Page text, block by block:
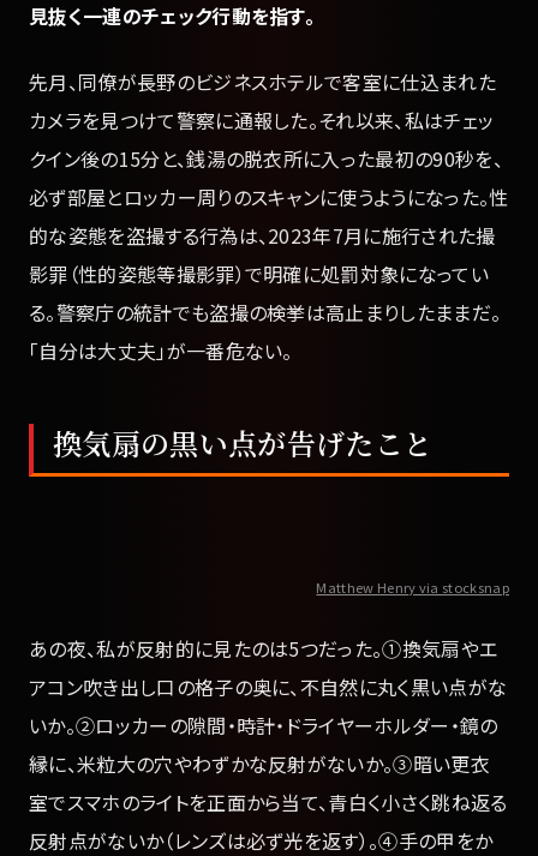
見抜く一連のチェック行動を指す。
先月、同僚が長野のビジネスホテルで客室に仕込まれた
カメラを見つけて警察に通報した。それ以来、私はチェッ
クイン後の15分と、銭湯の脱衣所に入った最初の90秒を、
必ず部屋とロッカー周りのスキャンに使うようになった。性
的な姿態を盗撮する行為は、2023年7月に施行された撮
影罪（性的姿態等撮影罪）で明確に処罰対象になってい
る。警察庁の統計でも盗撮の検挙は高止まりしたままだ。
「自分は大丈夫」が一番危ない。
換気扇の黒い点が告げたこと
Matthew Henry via stocksnap
あの夜、私が反射的に見たのは5つだった。①換気扇やエ
アコン吹き出し口の格子の奥に、不自然に丸く黒い点がな
いか。②ロッカーの隙間・時計・ドライヤーホルダー・鏡の
縁に、米粒大の穴やわずかな反射がないか。③暗い更衣
室でスマホのライトを正面から当て、青白く小さく跳ね返る
反射点がないか（レンズは必ず光を返す）。④手の甲をか